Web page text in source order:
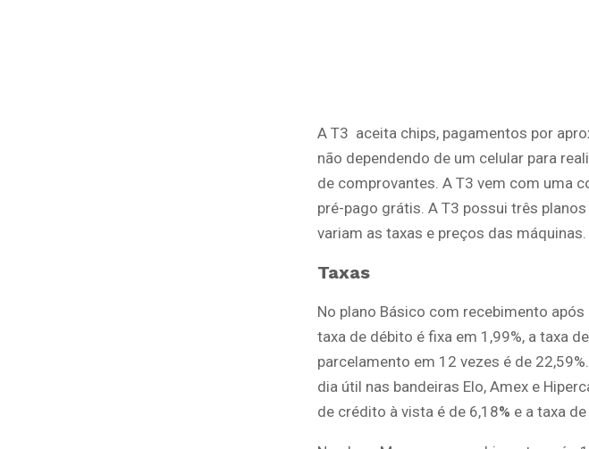
A T3 aceita chips, pagamentos por
não dependendo de um celular para
de comprovantes. A T3 vem com uma
pré-pago grátis. A T3 possui três
variam as taxas e preços das máquinas.
Taxas
No plano Básico com recebimento
taxa de débito é fixa em 1,99%, a taxa
parcelamento em 12 vezes é de
dia útil nas bandeiras Elo, Amex e
de crédito à vista é de 6,18% e a taxa